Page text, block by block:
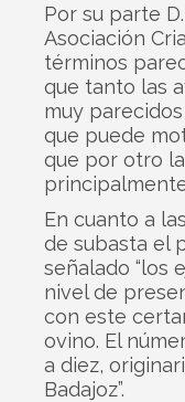
Por su parte
Asociación
términos
que tanto las
muy
que puede
que por otro
En cuanto a
de subasta el
señalado “los
nivel de
con este
ovino. El
a diez,
Badajoz”.